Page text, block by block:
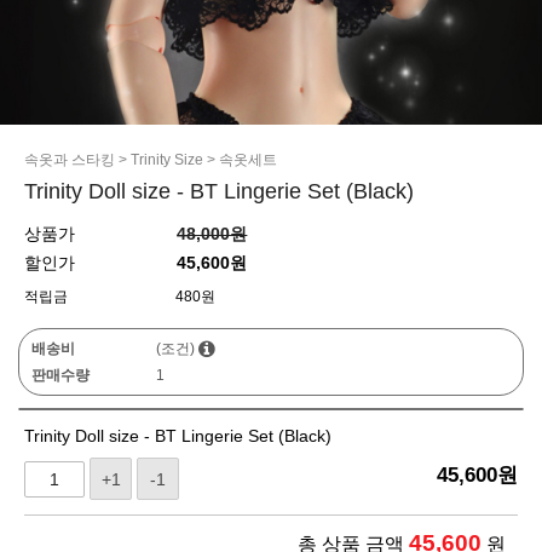
속옷과 스타킹 > Trinity Size > 속옷세트
Trinity Doll size - BT Lingerie Set (Black)
상품가
48,000원
할인가
45,600원
적립금 480원
배송비
(조건)
판매수량
1
Trinity Doll size - BT Lingerie Set (Black)
+1 -1 45,600원
총 상품 금액 45,600 원